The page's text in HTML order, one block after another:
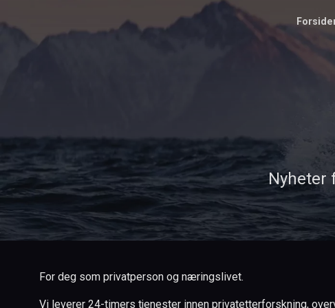
Nyheter
For deg som privatperson og næringslivet.
Vi leverer 24-timers tjenester innen privatetterforskning,